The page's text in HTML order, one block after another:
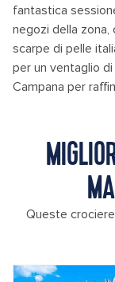
fantastica
negozi della
scarpe di pelle
per un ventaglio
Campana per
Queste